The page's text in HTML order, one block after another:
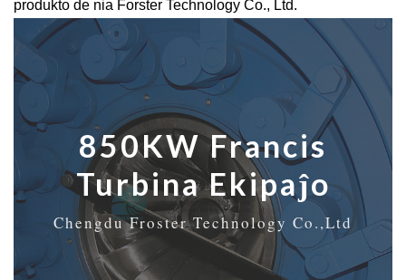
produkto de nia Forster Technology Co., Ltd.
850KW Francis
Turbina Ekipaĵo
Chengdu Froster Technology Co.,Ltd